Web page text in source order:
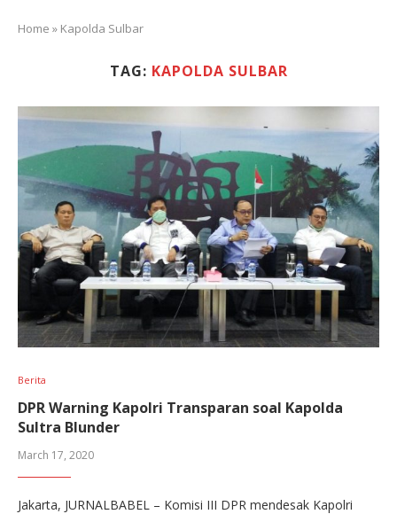
Home » Kapolda Sulbar
TAG: KAPOLDA SULBAR
Berita
DPR Warning Kapolri Transparan soal Kapolda
Sultra Blunder
March 17, 2020
Jakarta, JURNALBABEL – Komisi III DPR mendesak Kapolri